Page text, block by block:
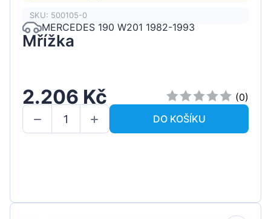
SKU: 500105-0
MERCEDES 190 W201 1982-1993
Mřížka
2.206 Kč
(0)
DO KOŠÍKU